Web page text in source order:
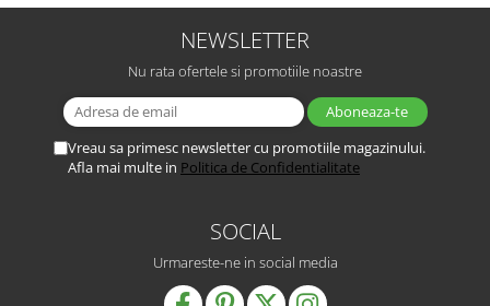
NEWSLETTER
Nu rata ofertele si promotiile noastre
Vreau sa primesc newsletter cu promotiile magazinului.
Afla mai multe in Politica de Confidentialitate
SOCIAL
Urmareste-ne in social media